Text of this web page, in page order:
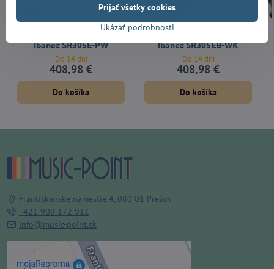
Ibanez SR305E-PW
Do 14 dní
408,98 €
Do košíka
Ibanez SR305EB-WK
Do 14 dní
408,98 €
Do košíka
Františkánske námestie 4, 080 01 Prešov
+421 909 172 911
info@music-point.sk
Ukázať podrobnosti
Prijať všetky cookies